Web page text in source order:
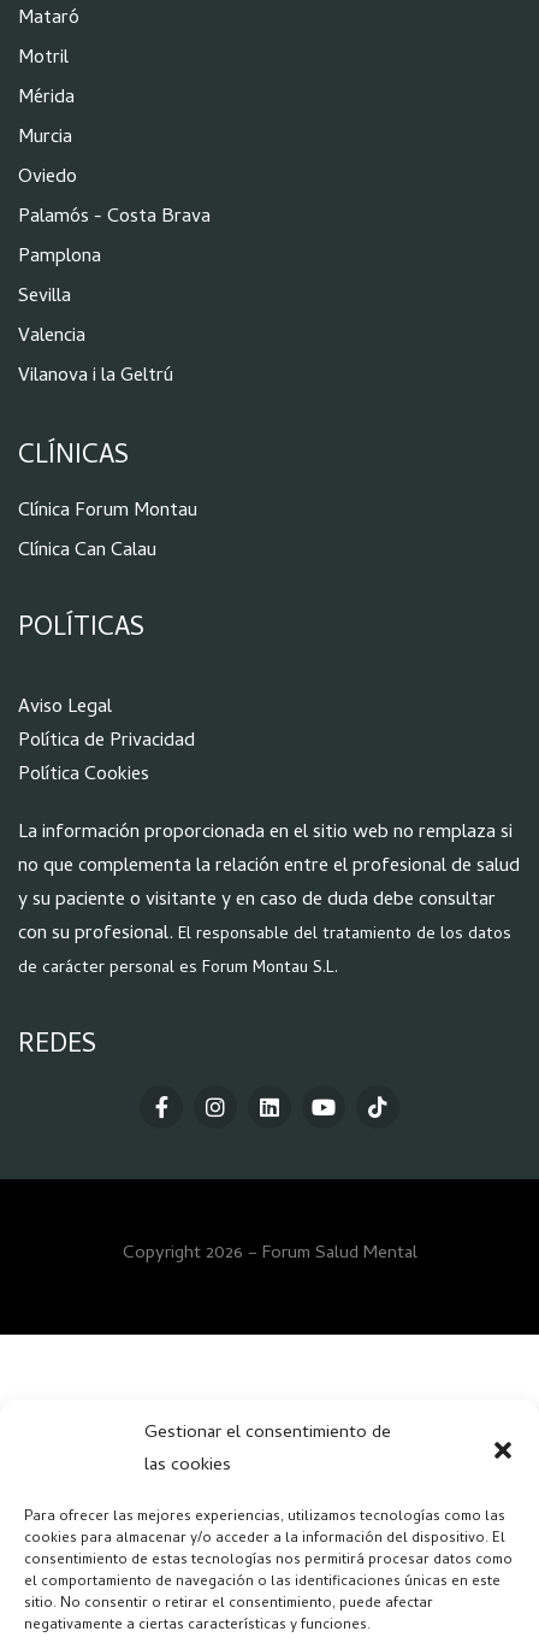
Gestionar el consentimiento de
las cookies
Para ofrecer las mejores experiencias, utilizamos tecnologías como las
cookies para almacenar y/o acceder a la información del dispositivo. El
consentimiento de estas tecnologías nos permitirá procesar datos como
el comportamiento de navegación o las identificaciones únicas en este
sitio. No consentir o retirar el consentimiento, puede afectar
negativamente a ciertas características y funciones.
Mataró
Motril
Mérida
Murcia
Oviedo
Palamós - Costa Brava
Pamplona
Sevilla
Valencia
Vilanova i la Geltrú
CLÍNICAS
Clínica Forum Montau
Clínica Can Calau
POLÍTICAS
Aviso Legal
Política de Privacidad
Política Cookies
La información proporcionada en el sitio web no remplaza si
no que complementa la relación entre el profesional de salud
y su paciente o visitante y en caso de duda debe consultar
con su profesional. El responsable del tratamiento de los datos
de carácter personal es Forum Montau S.L.
REDES
Copyright 2026 – Forum Salud Mental